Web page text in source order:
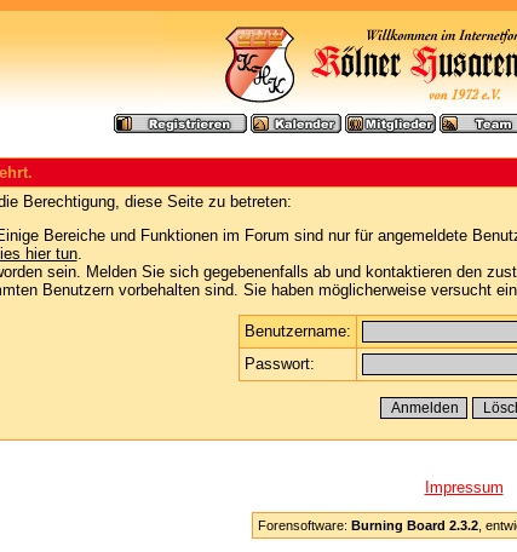
Berechtigung, diese Seite zu betreten:
Bereiche und Funktionen im Forum sind nur für angemeldete
hier tun.
sein. Melden Sie sich gegebenenfalls ab und kontaktieren den
Benutzern vorbehalten sind. Sie haben möglicherweise versucht
Benutzername:
Passwort:
Impressum
Forensoftware: Burning Board 2.3.2,